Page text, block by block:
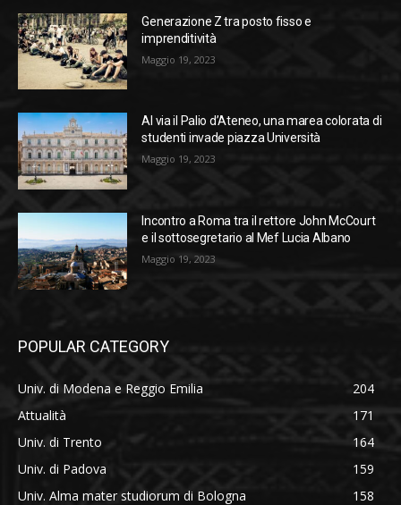
Generazione Z tra posto fisso e
imprenditività
Maggio 19, 2023
Al via il Palio d’Ateneo, una marea colorata di
studenti invade piazza Università
Maggio 19, 2023
Incontro a Roma tra il rettore John McCourt
e il sottosegretario al Mef Lucia Albano
Maggio 19, 2023
POPULAR CATEGORY
Univ. di Modena e Reggio Emilia
204
Attualità
171
Univ. di Trento
164
Univ. di Padova
159
Univ. Alma mater studiorum di Bologna
158